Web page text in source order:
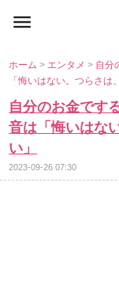
ホーム> エンタメ> 自分
「悔いはない。つらさ
自分のお金です
音は「悔いはな
い」
2023-09-26 07:30